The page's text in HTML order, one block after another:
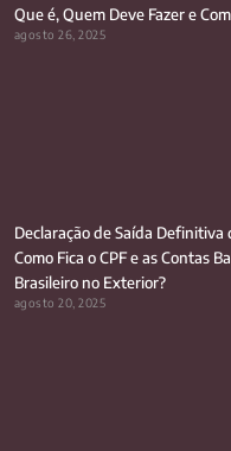
Que é, Quem Deve Fazer e
agosto 26, 2025
Declaração de Saída Definitiva
Como Fica o CPF e as Contas
Brasileiro no Exterior?
agosto 20, 2025